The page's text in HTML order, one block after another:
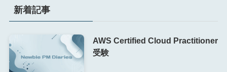
新着記事
AWS Certified Cloud Practitioner
受験